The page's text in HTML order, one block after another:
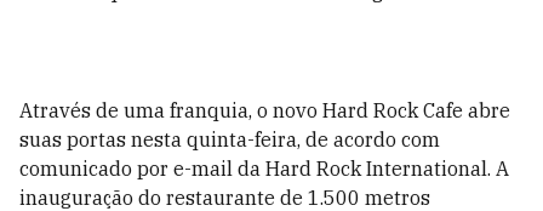
Através de uma franquia, o novo Hard Rock Cafe abre
suas portas nesta quinta-feira, de acordo com
comunicado por e-mail da Hard Rock International. A
inauguração do restaurante de 1.500 metros